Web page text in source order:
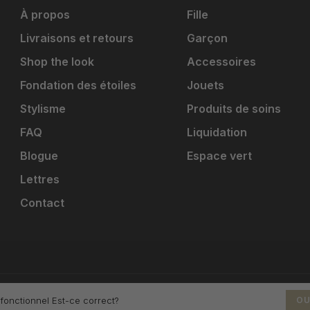
À propos
Livraisons et retours
Shop the look
Fondation des étoiles
Stylisme
FAQ
Blogue
Lettres
Contact
Fille
Garçon
Accessoires
Jouets
Produits de soins
Liquidation
Espace vert
Est-ce correct?